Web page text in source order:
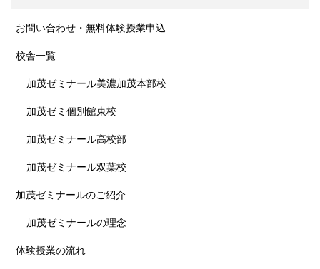
お問い合わせ・無料体験授業申込
校舎一覧
加茂ゼミナール美濃加茂本部校
加茂ゼミ個別館東校
加茂ゼミナール高校部
加茂ゼミナール双葉校
加茂ゼミナールのご紹介
加茂ゼミナールの理念
体験授業の流れ